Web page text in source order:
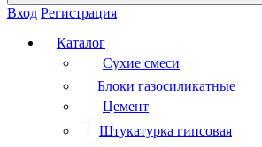
Вход Регистрация
Каталог
Сухие смеси
Блоки газосиликатные
Цемент
Штукатурка гипсовая